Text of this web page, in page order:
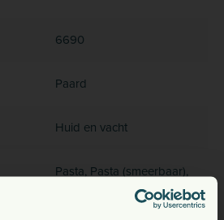
6690
Paard
Huid en vacht
Pasta, Pasta (smeerbaar),